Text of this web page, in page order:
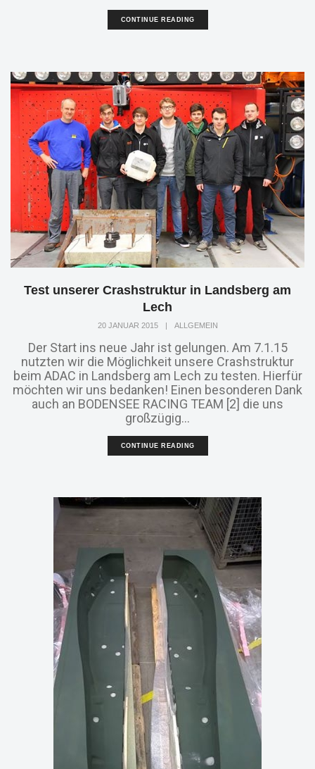
CONTINUE READING
Test unserer Crashstruktur in Landsberg am
Lech
20 JANUAR 2015 | ALLGEMEIN
Der Start ins neue Jahr ist gelungen. Am 7.1.15
nutzten wir die Möglichkeit unsere Crashstruktur
beim ADAC in Landsberg am Lech zu testen. Hierfür
möchten wir uns bedanken! Einen besonderen Dank
auch an BODENSEE RACING TEAM [2] die uns
großzügig...
CONTINUE READING